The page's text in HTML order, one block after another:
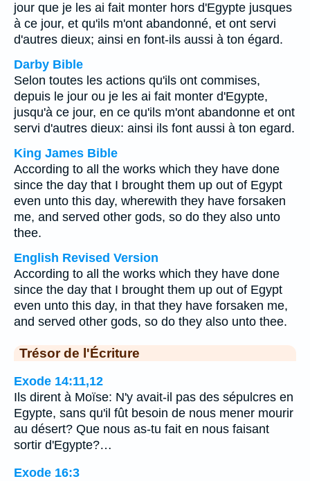
jour que je les ai fait monter hors d'Egypte jusques
à ce jour, et qu'ils m'ont abandonné, et ont servi
d'autres dieux; ainsi en font-ils aussi à ton égard.
Darby Bible
Selon toutes les actions qu'ils ont commises,
depuis le jour ou je les ai fait monter d'Egypte,
jusqu'à ce jour, en ce qu'ils m'ont abandonne et ont
servi d'autres dieux: ainsi ils font aussi à ton egard.
King James Bible
According to all the works which they have done
since the day that I brought them up out of Egypt
even unto this day, wherewith they have forsaken
me, and served other gods, so do they also unto
thee.
English Revised Version
According to all the works which they have done
since the day that I brought them up out of Egypt
even unto this day, in that they have forsaken me,
and served other gods, so do they also unto thee.
Trésor de l'Écriture
Exode 14:11,12
Ils dirent à Moïse: N'y avait-il pas des sépulcres en
Egypte, sans qu'il fût besoin de nous mener mourir
au désert? Que nous as-tu fait en nous faisant
sortir d'Egypte?…
Exode 16:3